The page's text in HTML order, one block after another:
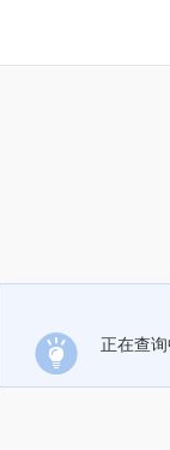
正在查